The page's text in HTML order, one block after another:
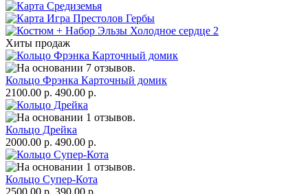
Хиты продаж
Кольцо Фрэнка Карточный домик
2100.00 р. 490.00 р.
Кольцо Дрейка
2000.00 р. 490.00 р.
Кольцо Супер-Кота
2500.00 р. 390.00 р.